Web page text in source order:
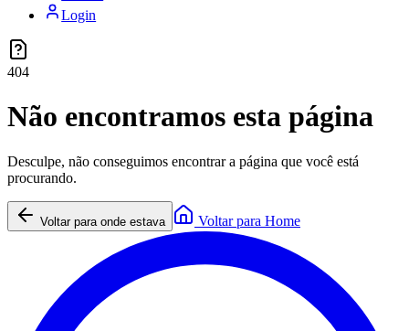
Login
404
Não encontramos esta página
Desculpe, não conseguimos encontrar a página que você está
procurando.
Voltar para onde estava Voltar para Home